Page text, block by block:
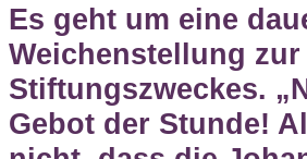
Es geht um eine
Weichenstellung
Stiftungszweckes.
Gebot der Stunde!